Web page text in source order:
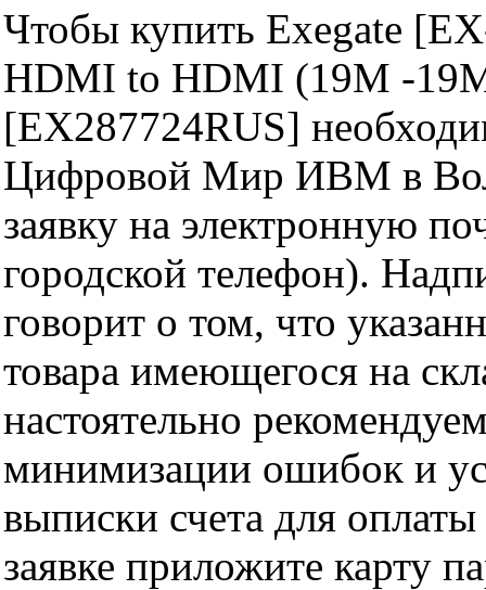
Чтобы купить Exegate
HDMI to HDMI (19M -
[EX287724RUS]
Цифровой Мир ИВМ в
заявку на электронную
городской телефон).
говорит о том, что
товара имеющегося на
настоятельно
минимизации ошибок и
выписки счета для
заявке приложите карту